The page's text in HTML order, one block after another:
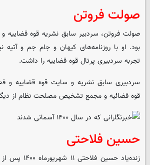
صولت فروتن
صولت فروتن، سردبیر سابق نشریه قوه قضاییه و
بود. او با روزنامه‌های کیهان و جام جم و آتیه
تجربه سردبیری پرتال قوه قضاییه را داشت.
سردبیری سابق نشریه و سایت قوه قضاییه و
قوه قضائیه و مجمع تشخیص مصلحت نظام از
حسین فلاحتی
زنده‌یاد حسین